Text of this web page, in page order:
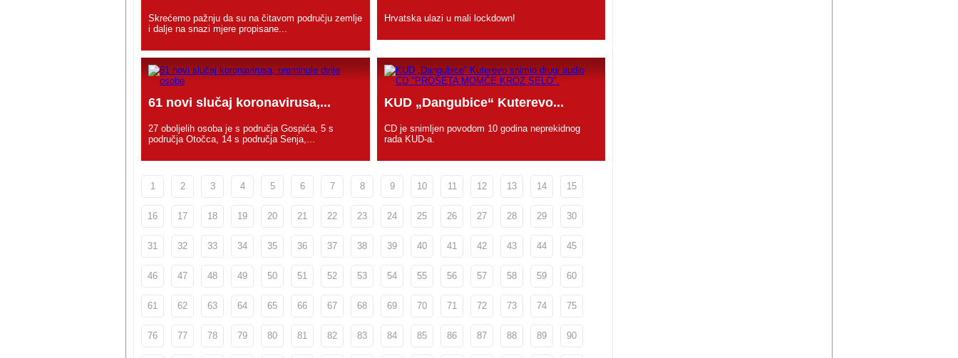
Skrećemo pažnju da su na čitavom području zemlje
i dalje na snazi mjere propisane...
Hrvatska ulazi u mali lockdown!
61 novi slučaj koronavirusa,...
27 oboljelih osoba je s područja Gospića, 5 s
područja Otočca, 14 s područja Senja,...
KUD „Dangubice“ Kuterevo...
CD je snimljen povodom 10 godina neprekidnog
rada KUD-a.
1 2 3 4 5 6 7 8 9 10 11 12 13 14 15
16 17 18 19 20 21 22 23 24 25 26 27 28 29 30
31 32 33 34 35 36 37 38 39 40 41 42 43 44 45
46 47 48 49 50 51 52 53 54 55 56 57 58 59 60
61 62 63 64 65 66 67 68 69 70 71 72 73 74 75
76 77 78 79 80 81 82 83 84 85 86 87 88 89 90